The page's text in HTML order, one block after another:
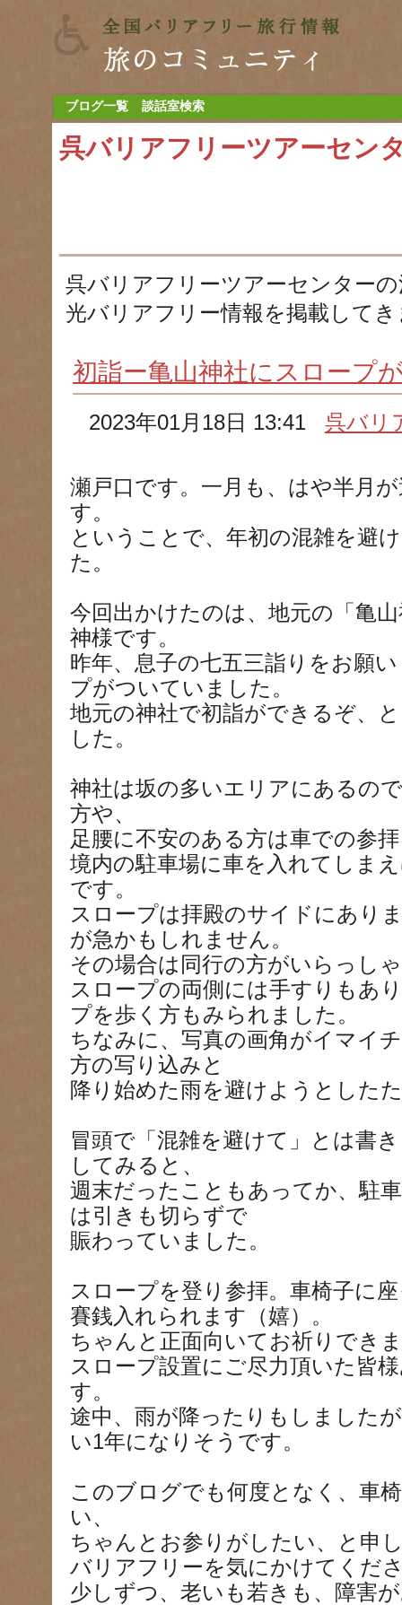
ブログ一覧 談話室検索
呉バリアフリーツアーセン
呉バリアフリーツアーセンター
光バリアフリー情報を掲載して
初詣ー亀山神社にスロープ
2023年01月18日 13:41呉バリ
瀬戸口です。一月も、はや半月
す。
ということで、年初の混雑を避
た。
今回出かけたのは、地元の「亀
神様です。
昨年、息子の七五三詣りをお願
プがついていました。
地元の神社で初詣ができるぞ、
した。
神社は坂の多いエリアにあるの
方や、
足腰に不安のある方は車での参
境内の駐車場に車を入れてしま
です。
スロープは拝殿のサイドにあり
が急かもしれません。
その場合は同行の方がいらっし
スロープの両側には手すりもあ
プを歩く方もみられました。
ちなみに、写真の画角がイマイ
方の写り込みと
降り始めた雨を避けようとした
冒頭で「混雑を避けて」とは書
してみると、
週末だったこともあってか、駐
は引きも切らずで
賑わっていました。
スロープを登り参拝。車椅子に
賽銭入れられます（嬉）。
ちゃんと正面向いてお祈りでき
スロープ設置にご尽力頂いた皆
す。
途中、雨が降ったりもしました
い1年になりそうです。
このブログでも何度となく、車
い、
ちゃんとお参りがしたい、と申
バリアフリーを気にかけてくだ
少しずつ、老いも若きも、障害